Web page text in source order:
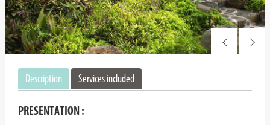
Description Services included
PRESENTATION :